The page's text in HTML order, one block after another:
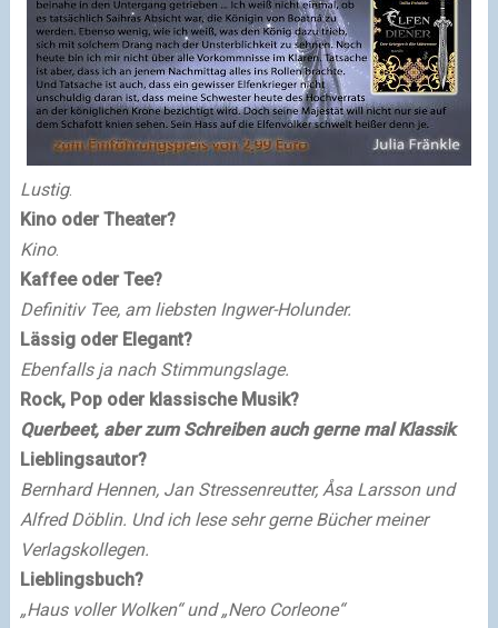
Lustig.
Kino oder Theater?
Kino.
Kaffee oder Tee?
Definitiv Tee, am liebsten Ingwer-Holunder.
Lässig oder Elegant?
Ebenfalls ja nach Stimmungslage.
Rock, Pop oder klassische Musik?
Querbeet, aber zum Schreiben auch gerne mal Klassik.
Lieblingsautor?
Bernhard Hennen, Jan Stressenreutter, Åsa Larsson und
Alfred Döblin. Und ich lese sehr gerne Bücher meiner
Verlagskollegen.
Lieblingsbuch?
„Haus voller Wolken“ und „Nero Corleone“